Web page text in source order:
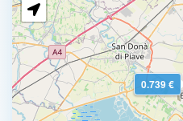
0.739 €